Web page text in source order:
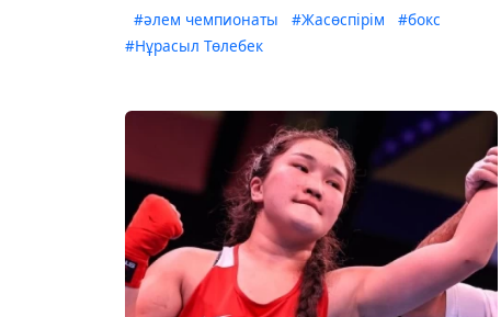
#әлем чемпионаты #Жасөспірім
#бокс
#Нұрасыл Төлебек